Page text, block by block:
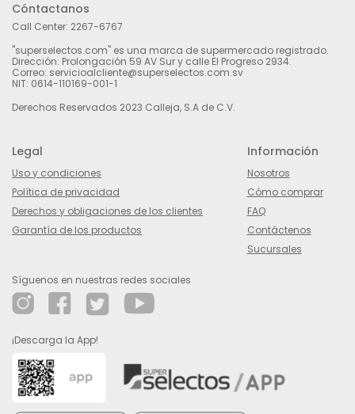
Cóntactanos
Call Center: 2267-6767
"superselectos.com" es una marca de supermercado registrado.
Dirección: Prolongación 59 AV Sur y calle El Progreso 2934.
Correo: servicioalcliente@superselectos.com.sv
NIT: 0614-110169-001-1
Derechos Reservados 2023 Calleja, S.A de C.V.
Legal
Uso y condiciones
Política de privacidad
Derechos y obligaciones de los clientes
Garantía de los productos
Información
Nosotros
Cómo comprar
FAQ
Contáctenos
Sucursales
Síguenos en nuestras redes sociales
¡Descarga la App!